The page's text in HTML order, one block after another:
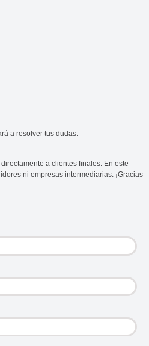
a resolver tus dudas.
a clientes finales. En este
ni empresas intermediarias. ¡Gracias